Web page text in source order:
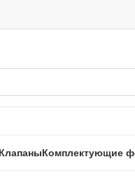
КлапаныКомплектующие